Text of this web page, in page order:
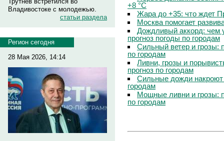
Владивостоке с молодежью.
статьи раздела
Регион сегодня
28 Мая 2026, 14:14
+8 °C
Жара до +35: что ждет
Москва помогает
Дождливый аккорд: чем
прогноз погоды по городам
Сильный ветер и грозы:
по городам
Ливни, грозы и
прогноз по городам
Сильные дожди
городам
Мощные ливни и грозы:
по городам